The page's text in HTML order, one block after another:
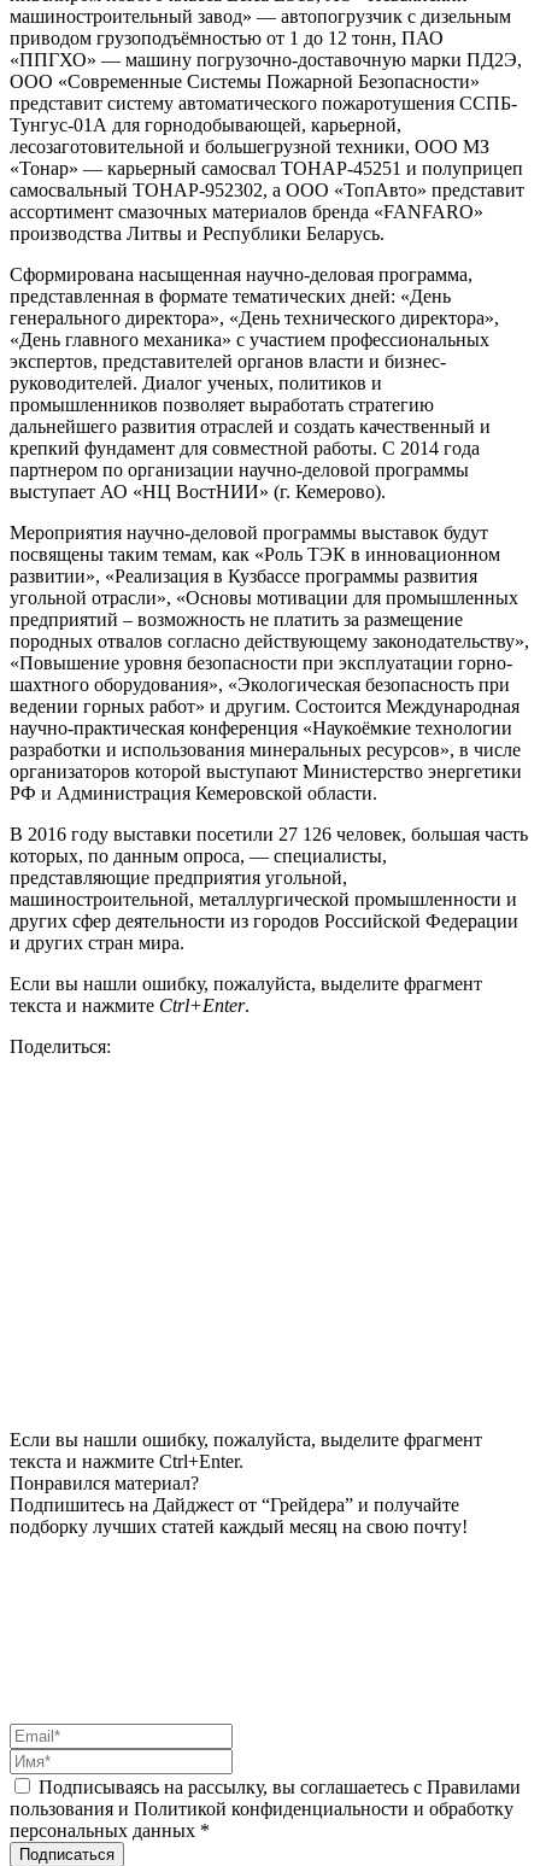
машиностроительный завод» — автопогрузчик с дизельным
приводом грузоподъёмностью от 1 до 12 тонн, ПАО
«ППГХО» — машину погрузочно-доставочную марки ПД2Э,
ООО «Современные Системы Пожарной Безопасности»
представит систему автоматического пожаротушения ССПБ-
Тунгус-01А для горнодобывающей, карьерной,
лесозаготовительной и большегрузной техники, ООО МЗ
«Тонар» — карьерный самосвал ТОНАР-45251 и полуприцеп
самосвальный ТОНАР-952302, а ООО «ТопАвто» представит
ассортимент смазочных материалов бренда «FANFARO»
производства Литвы и Республики Беларусь.
Сформирована насыщенная научно-деловая программа,
представленная в формате тематических дней: «День
генерального директора», «День технического директора»,
«День главного механика» с участием профессиональных
экспертов, представителей органов власти и бизнес-
руководителей. Диалог ученых, политиков и
промышленников позволяет выработать стратегию
дальнейшего развития отраслей и создать качественный и
крепкий фундамент для совместной работы. С 2014 года
партнером по организации научно-деловой программы
выступает АО «НЦ ВостНИИ» (г. Кемерово).
Мероприятия научно-деловой программы выставок будут
посвящены таким темам, как «Роль ТЭК в инновационном
развитии», «Реализация в Кузбассе программы развития
угольной отрасли», «Основы мотивации для промышленных
предприятий – возможность не платить за размещение
породных отвалов согласно действующему законодательству»,
«Повышение уровня безопасности при эксплуатации горно-
шахтного оборудования», «Экологическая безопасность при
ведении горных работ» и другим. Состоится Международная
научно-практическая конференция «Наукоёмкие технологии
разработки и использования минеральных ресурсов», в числе
организаторов которой выступают Министерство энергетики
РФ и Администрация Кемеровской области.
В 2016 году выставки посетили 27 126 человек, большая часть
которых, по данным опроса, — специалисты,
представляющие предприятия угольной,
машиностроительной, металлургической промышленности и
других сфер деятельности из городов Российской Федерации
и других стран мира.
Если вы нашли ошибку, пожалуйста, выделите фрагмент
текста и нажмите Ctrl+Enter.
Поделиться:
Если вы нашли ошибку, пожалуйста, выделите фрагмент
текста и нажмите Ctrl+Enter.
Понравился материал?
Подпишитесь на Дайджест от “Грейдера” и получайте
подборку лучших статей каждый месяц на свою почту!
Подписываясь на рассылку, вы соглашаетесь с Правилами
пользования и Политикой конфиденциальности и обработку
персональных данных *
Подписаться